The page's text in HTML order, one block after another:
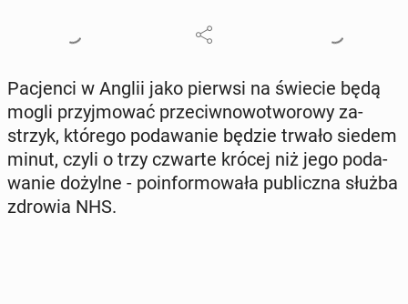
Pa­cjen­ci w Anglii jako pierwsi na świecie będą
mogli przyj­mo­wać prze­ciw­no­wo­two­ro­wy za­
strzyk, którego po­da­wa­nie będzie trwało siedem
minut, czyli o trzy czwarte krócej niż jego po­da­
wa­nie dożylne - po­in­for­mo­wa­ła pu­blicz­na służba
zdrowia NHS.